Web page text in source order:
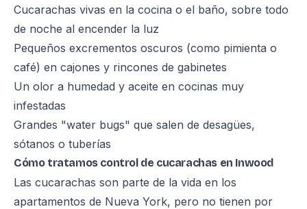
Cucarachas vivas en la cocina o el baño, sobre todo
de noche al encender la luz
Pequeños excrementos oscuros (como pimienta o
café) en cajones y rincones de gabinetes
Un olor a humedad y aceite en cocinas muy
infestadas
Grandes "water bugs" que salen de desagües,
sótanos o tuberías
Cómo tratamos control de cucarachas en Inwood
Las cucarachas son parte de la vida en los
apartamentos de Nueva York, pero no tienen por